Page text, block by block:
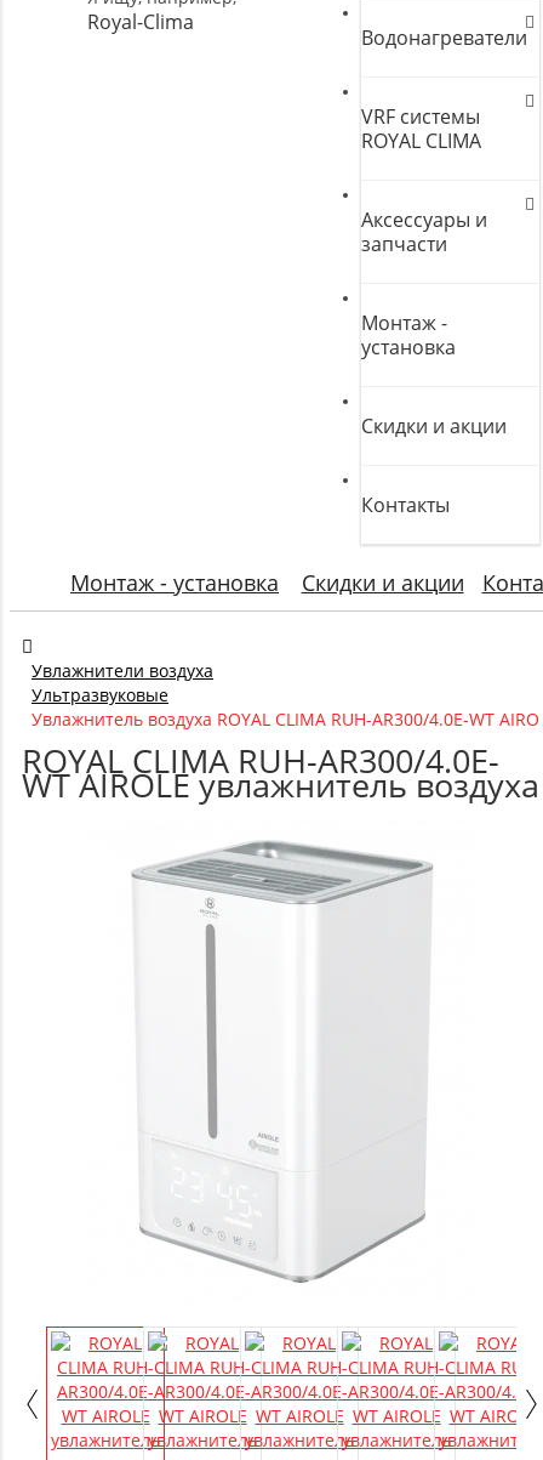
Royal-Clima
Водонагреватели
VRF системы
ROYAL CLIMA
Аксессуары и
запчасти
Монтаж -
установка
Скидки и акции
Контакты
Монтаж - установка Скидки и акции
Увлажнители воздуха
Ультразвуковые
Увлажнитель воздуха ROYAL CLIMA RUH-AR300/4.0E-WT
ROYAL CLIMA RUH-AR300/4.0E-
WT AIROLE увлажнитель воздуха